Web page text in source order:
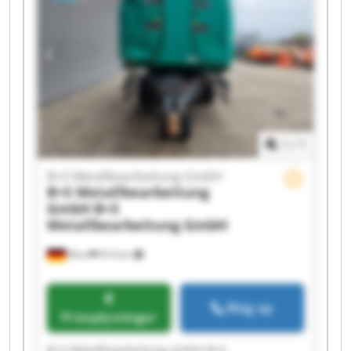
Murr 814 km
B+S Metallbearbeitung GmbH
B+S Metallbearbeitung
GmbHB+S
Metallbearbeitung GmbH
Prisoplysninger
Ring op